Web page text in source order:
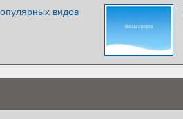
видов